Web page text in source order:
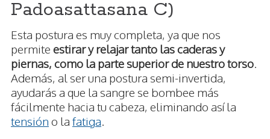
Padoasattasana C)
Esta postura es muy completa, ya que nos
permite estirar y relajar tanto las caderas y
piernas, como la parte superior de nuestro torso.
Además, al ser una postura semi-invertida,
ayudarás a que la sangre se bombee más
fácilmente hacia tu cabeza, eliminando así la
tensión o la fatiga.